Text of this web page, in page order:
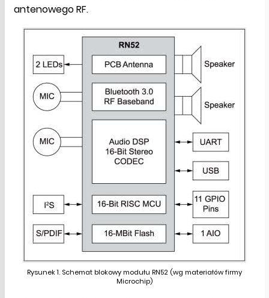
antenowego RF.
Rysunek 1. Schemat blokowy modułu RN52 (wg materiałów firmy
Microchip)